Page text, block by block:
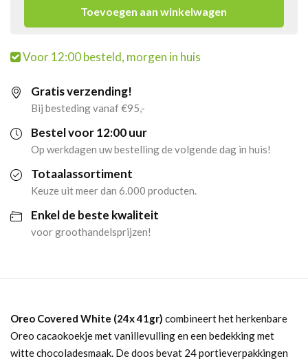
(24x
41gr)
aantal
Toevoegen aan winkelwagen
Voor 12:00 besteld, morgen in huis
Gratis verzending!
Bij besteding vanaf €95,-
Bestel voor 12:00 uur
Op werkdagen uw bestelling de volgende dag in huis!
Totaalassortiment
Keuze uit meer dan 6.000 producten.
Enkel de beste kwaliteit
voor groothandelsprijzen!
Oreo Covered White (24x 41gr) combineert het herkenbare
Oreo cacaokoekje met vanillevulling en een bedekking met
witte chocoladesmaak. De doos bevat 24 portieverpakkingen